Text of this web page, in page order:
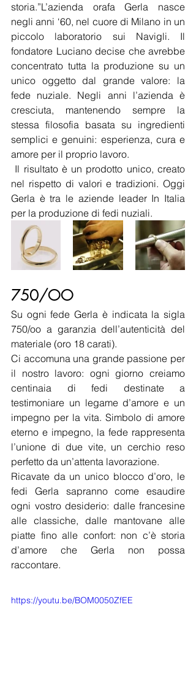
storia.”L’azienda orafa Gerla nasce
negli anni ‘60, nel cuore di Milano in un
piccolo laboratorio sui Navigli. Il
fondatore Luciano decise che avrebbe
concentrato tutta la produzione su un
unico oggetto dal grande valore: la
fede nuziale. Negli anni l’azienda è
cresciuta, mantenendo sempre la
stessa filosofia basata su ingredienti
semplici e genuini: esperienza, cura e
amore per il proprio lavoro.
nel rispetto di valori e tradizioni. Oggi
Gerla è tra le aziende leader In Italia
per la produzione di fedi nuziali.
750/OO
Su ogni fede Gerla è indicata la sigla
750/oo a garanzia dell’autenticità del
materiale (oro 18 carati).
Ci accomuna una grande passione per
il nostro lavoro: ogni giorno creiamo
centinaia di fedi destinate a
testimoniare un legame d’amore e un
impegno per la vita. Simbolo di amore
eterno e impegno, la fede rappresenta
l’unione di due vite, un cerchio reso
perfetto da un’attenta lavorazione.
Ricavate da un unico blocco d’oro, le
fedi Gerla sapranno come esaudire
ogni vostro desiderio: dalle francesine
alle classiche, dalle mantovane alle
piatte fino alle confort: non c’è storia
d’amore che Gerla non possa
raccontare.
https://youtu.be/BOM0050ZfEE